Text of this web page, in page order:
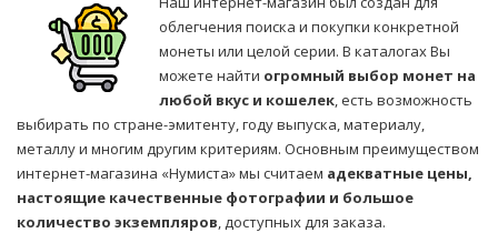
облегчения поиска и покупки конкретной
монеты или целой серии. В каталогах Вы
можете найти огромный выбор монет на
любой вкус и кошелек, есть возможность
выбирать по стране-эмитенту, году выпуска, материалу,
металлу и многим другим критериям. Основным преимуществом
интернет-магазина «Нумиста» мы считаем адекватные цены,
настоящие качественные фотографии и большое
количество экземпляров, доступных для заказа.